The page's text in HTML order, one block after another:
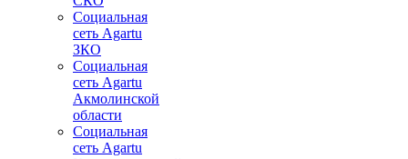
Социальная
сеть Agartu
ЗКО
Социальная
сеть Agartu
Акмолинской
области
Социальная
сеть Agartu